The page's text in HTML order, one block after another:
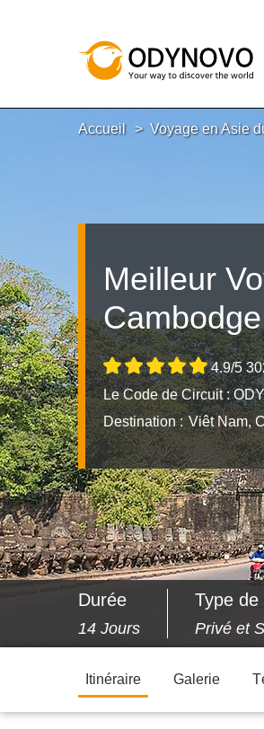
Accueil Voyage en Asie
Meilleur
Cambodge
4.9/5
Le Code de Circuit :
Destination : Viêt Nam,
Durée
14 Jours
Type de
Privé et
Itinéraire Galerie